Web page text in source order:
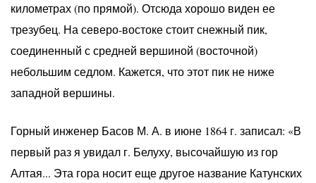
километрах (по прямой). Отсюда хорошо виден ее
трезубец. На северо-востоке стоит снежный пик,
соединенный с средней вершиной (восточной)
небольшим седлом. Кажется, что этот пик не ниже
западной вершины.
Горный инженер Басов М. А. в июне 1864 г. записал: «В
первый раз я увидал г. Белуху, высочайшую из гор
Алтая... Эта гора носит еще другое название Катунских